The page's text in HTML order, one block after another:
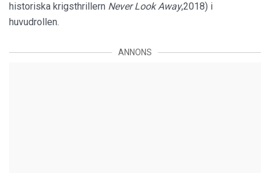
historiska krigsthrillern Never Look Away,2018) i
huvudrollen.
ANNONS